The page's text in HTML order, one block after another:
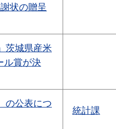
状の贈呈
茨城県産米
ル賞が決
の公表につ
統計課